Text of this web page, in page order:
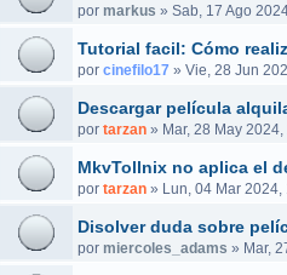
por markus » Sab, 17 Ago
Tutorial facil: Cómo
por cinefilo17 » Vie, 28 Jun
Descargar película
por tarzan» Mar, 28 May 2024,
MkvTollnix no aplica el
por tarzan» Lun, 04 Mar 2024,
Disolver duda sobre
por miercoles_adams » Mar,